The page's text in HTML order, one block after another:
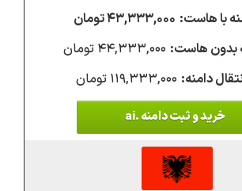
۴۳,۳۳۳,۰۰۰ تومان
۴۴,۳۳۳,۰۰۰ تومان
۱۱۹,۳۳۳,۰۰۰ تومان
خرید و ثبت دامنه .ai